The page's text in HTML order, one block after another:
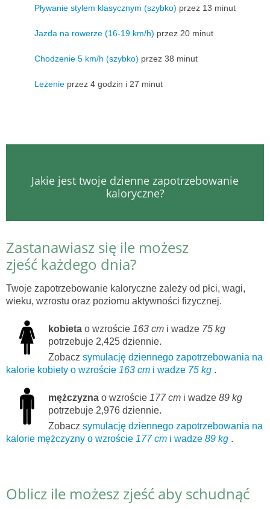
Pływanie stylem klasycznym (szybko) przez 13 minut
Jazda na rowerze (16-19 km/h) przez 20 minut
Chodzenie 5 km/h (szybko) przez 38 minut
Leżenie przez 4 godzin i 27 minut
Jakie jest twoje dzienne zapotrzebowanie
kaloryczne?
Zastanawiasz się ile możesz
zjeść każdego dnia?
Twoje zapotrzebowanie kaloryczne zależy od płci, wagi,
wieku, wzrostu oraz poziomu aktywności fizycznej.
kobieta o wzroście 163 cm i wadze 75 kg
potrzebuje 2,425 dziennie.
Zobacz symulację dziennego zapotrzebowania na
kalorie kobiety o wzroście 163 cm i wadze 75 kg .
mężczyzna o wzroście 177 cm i wadze 89 kg
potrzebuje 2,976 dziennie.
Zobacz symulację dziennego zapotrzebowania na
kalorie mężczyzny o wzroście 177 cm i wadze 89 kg .
Oblicz ile możesz zjeść aby schudnąć